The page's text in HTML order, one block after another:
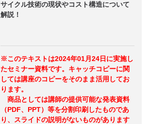
サイクル技術の現状やコスト構造について
解説！
※このテキストは2024年01月24日に実施し
たセミナー資料です。キャッチコピーに関
しては講座のコピーをそのまま活用してお
ります。
商品としては講師の提供可能な発表資料
（PDF、PPT）等を分割印刷したものであ
り、スライドの説明がないものがあります